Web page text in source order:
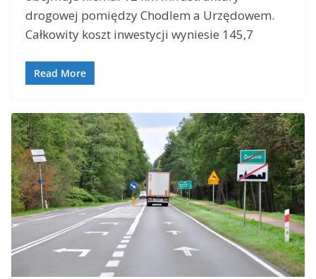
drogowej pomiędzy Chodlem a Urzędowem.
Całkowity koszt inwestycji wyniesie 145,7
Read More